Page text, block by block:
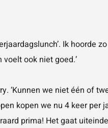
Ik
ook niet goed.’
‘Kunnen we niet één of
kopen we nu 4 keer
prima! Het gaat